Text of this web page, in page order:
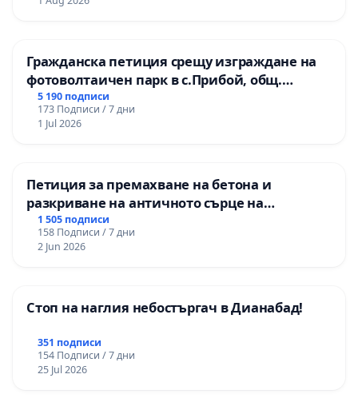
Гражданска петиция срещу изграждане на
фотоволтаичен парк в с.Прибой, общ.
Радомир
5 190 подписи
173 Подписи / 7 дни
1 Jul 2026
Петиция за премахване на бетона и
разкриване на античното сърце на
Могиланската могила във Враца
1 505 подписи
158 Подписи / 7 дни
2 Jun 2026
Стоп на наглия небостъргач в Дианабад!
351 подписи
154 Подписи / 7 дни
25 Jul 2026